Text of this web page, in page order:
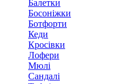
Балетки
Босоніжки
Ботфорти
Кеди
Кросівки
Лофери
Мюлі
Сандалі